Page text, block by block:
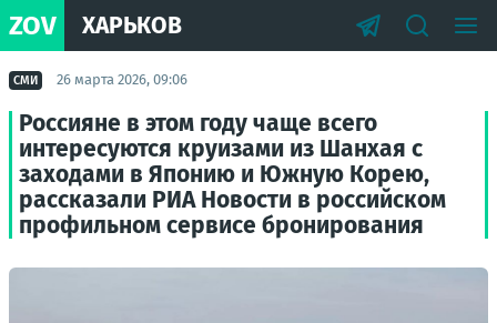
ZOV ХАРЬКОВ
СМИ 26 марта 2026, 09:06
Россияне в этом году чаще всего
интересуются круизами из Шанхая с
заходами в Японию и Южную Корею,
рассказали РИА Новости в российском
профильном сервисе бронирования